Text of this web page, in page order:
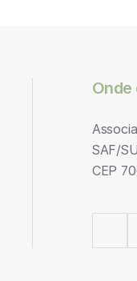
SAF/
CEP